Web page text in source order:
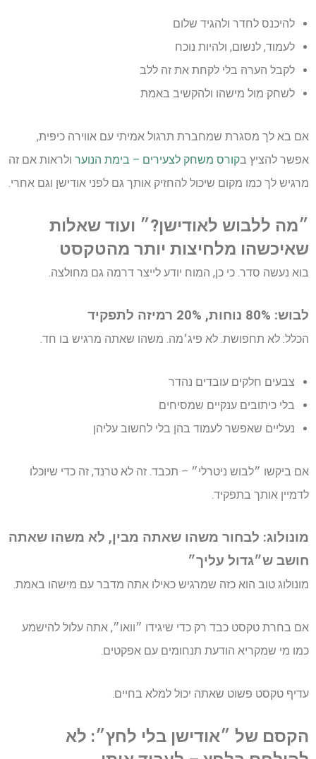
להיכנס לחדר ולהגיד שלום
לעמוד, לנשום, ולהיות נוכח
לקבל הערה בלי לקחת את זה ללב
לשחק מול מישהו ולהקשיב באמת
אם בא לך מסגרת שמחברת תרגול אמיתי עם אווירה כיפית,
אפשר להציץ בקורס משחק לצעירים – בימת הנוער ולראות אם זה
מרגיש לך כמו מקום שיכול להחזיק אותך גם לפני אודישן וגם אחרי.
״מה ללבוש לאודישן?״ ועוד שאלות
שאיכשהו מלחיצות יותר מהטקסט
בוא נעשה סדר. כי כן, המוח יודע לייצר דרמה גם מחולצה.
לבוש: 80% נוחות, 20% רמיזה לתפקיד
הכלל: לא תחפושת. לא פיג׳מה. משהו שאתה מרגיש בו חד.
צבעים חלקים עובדים נהדר
בלי כיתובים ענקיים שמסיחים
נעליים שאפשר לעמוד בהן בלי לחשוב עליהן
אם ביקשו ״לבוש ניטרלי״ – תכבד. זה לא טרנד, זה כדי שיוכלו
לדמיין אותך בתפקיד.
מונולוג: לבחור משהו שאתה מבין, לא משהו שאתה
חושב ש״גדול עליך״
מונולוג טוב הוא כזה שמרגיש כאילו אתה מדבר עם מישהו באמת.
אם בחרת טקסט כבד רק כדי שיגידו ״וואו״, אתה עלול להישמע
כמו מי שמקריא הודעת תנחומים עם אפקטים.
עדיף טקסט פשוט שאתה יכול למלא בחיים.
הקסם של ״אודישן בלי לחץ״: לא